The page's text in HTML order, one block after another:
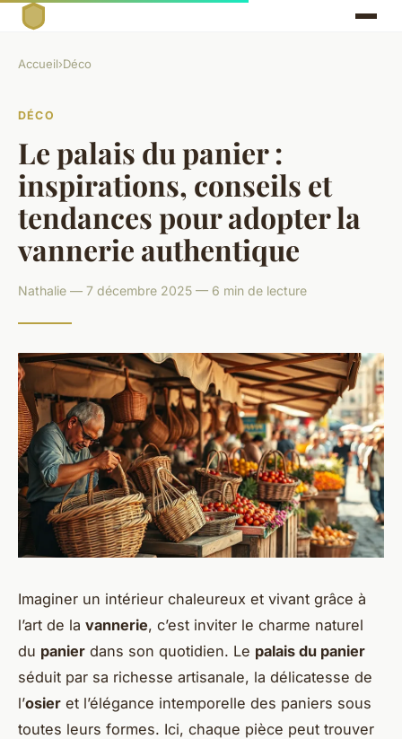
Accueil›Déco
DÉCO
Le palais du panier :
inspirations, conseils et
tendances pour adopter la
vannerie authentique
Nathalie — 7 décembre 2025 — 6 min de lecture
Imaginer un intérieur chaleureux et vivant grâce à
l’art de la vannerie, c’est inviter le charme naturel
du panier dans son quotidien. Le palais du panier
séduit par sa richesse artisanale, la délicatesse de
l’osier et l’élégance intemporelle des paniers sous
toutes leurs formes. Ici, chaque pièce peut trouver